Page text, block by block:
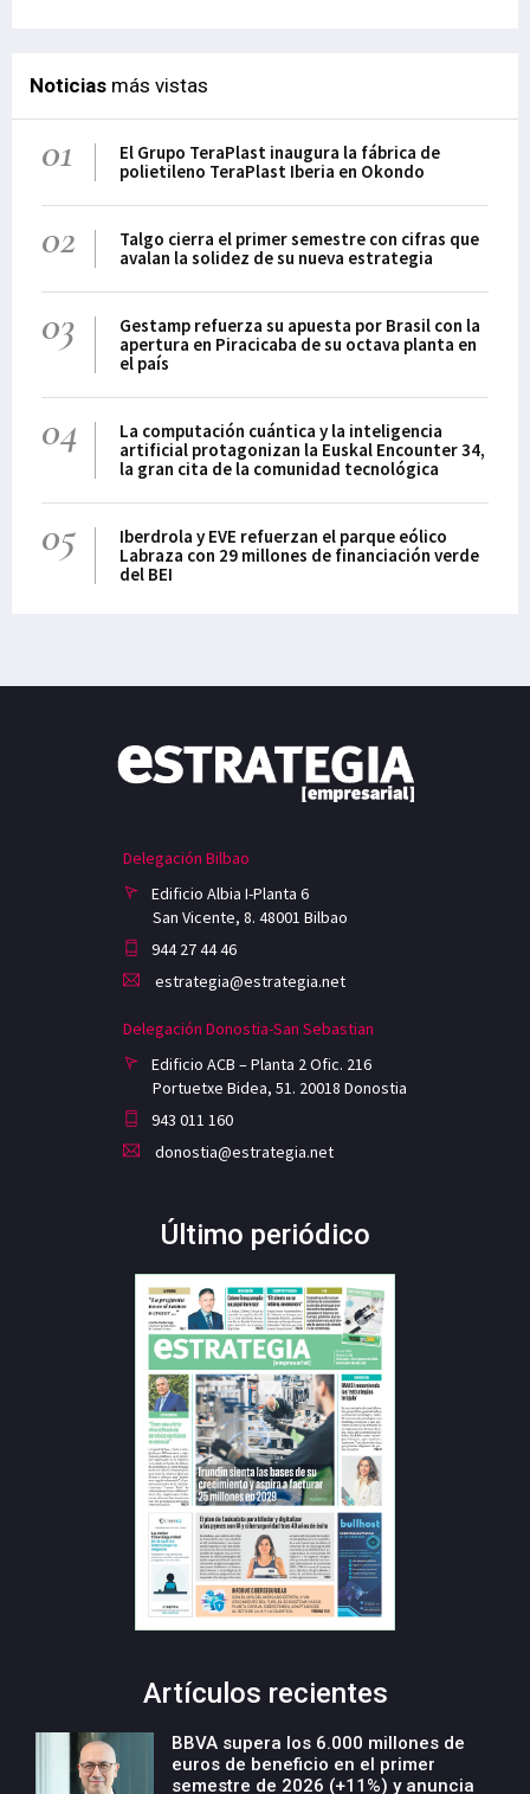
Noticias más vistas
01
El Grupo TeraPlast inaugura la fábrica de
polietileno TeraPlast Iberia en Okondo
02
Talgo cierra el primer semestre con cifras que
avalan la solidez de su nueva estrategia
03
Gestamp refuerza su apuesta por Brasil con la
apertura en Piracicaba de su octava planta en
el país
04
La computación cuántica y la inteligencia
artificial protagonizan la Euskal Encounter 34,
la gran cita de la comunidad tecnológica
05
Iberdrola y EVE refuerzan el parque eólico
Labraza con 29 millones de financiación verde
del BEI
Delegación Bilbao
Edificio Albia I-Planta 6
San Vicente, 8. 48001 Bilbao
944 27 44 46
estrategia@estrategia.net
Delegación Donostia-San Sebastian
Edificio ACB – Planta 2 Ofic. 216
Portuetxe Bidea, 51. 20018 Donostia
943 011 160
donostia@estrategia.net
Último periódico
Artículos recientes
BBVA supera los 6.000 millones de
euros de beneficio en el primer
semestre de 2026 (+11%) y anuncia